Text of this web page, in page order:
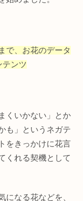
で、お花のデータ
テンツ
くいかない」とか
も」というネガテ
をきっかけに花言
くれる契機として
になる花などを、